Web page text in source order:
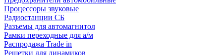
Процессоры звуковые
Радиостанции СБ
Разъемы для автомагнитол
Рамки переходные для а/м
Распродажа Trade in
Решетки для динамиков